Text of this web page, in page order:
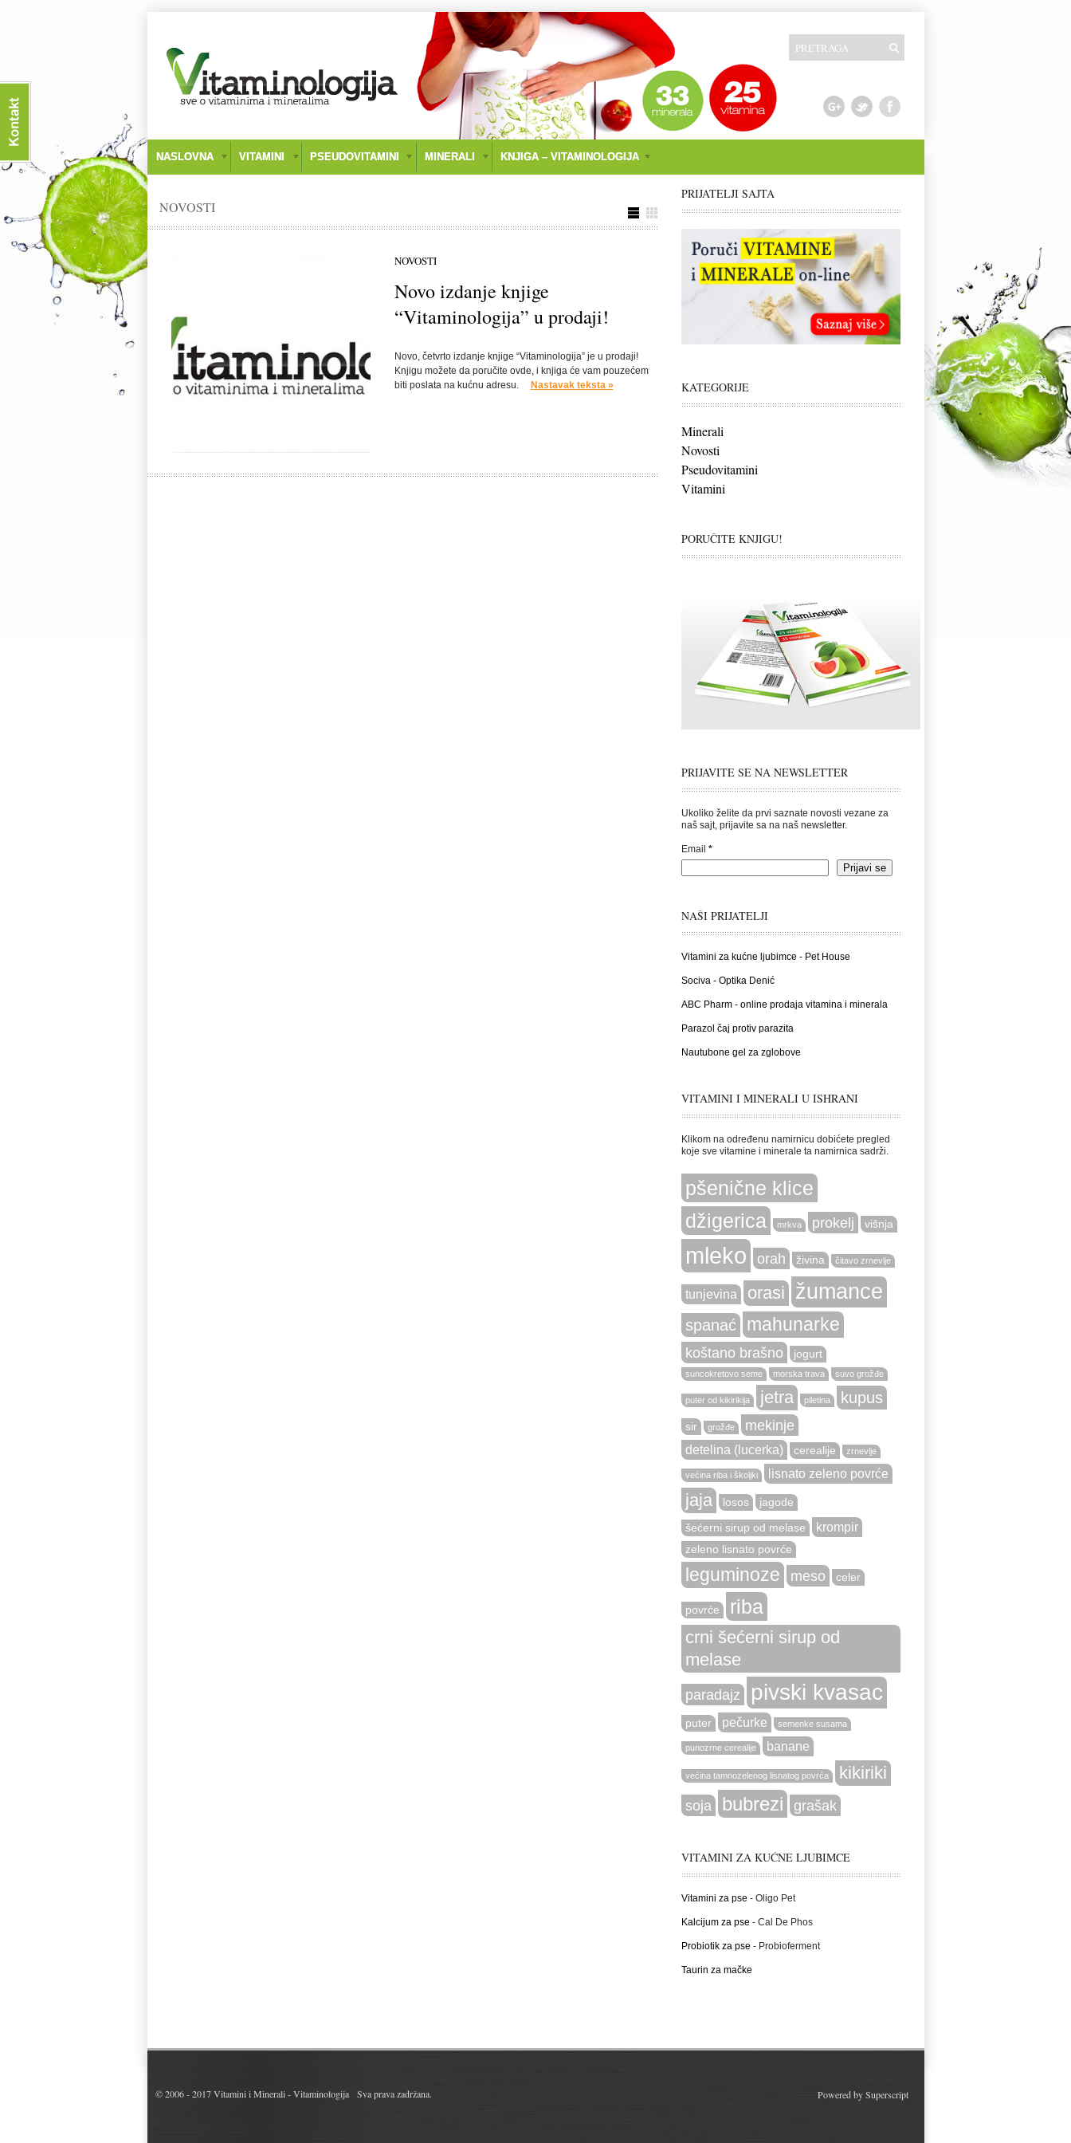
NASLOVNA VITAMINI PSEUDOVITAMINI MINERALI KNJIGA – VITAMINOLOGIJA
NOVOSTI
NOVOSTI
Novo izdanje knjige
“Vitaminologija” u prodaji!
Novo, četvrto izdanje knjige “Vitaminologija” je u prodaji!
Knjigu možete da poručite ovde, i knjiga će vam pouzećem
biti poslata na kućnu adresu.
Nastavak teksta »
PRIJATELJI SAJTA
KATEGORIJE
Minerali
Novosti
Pseudovitamini
Vitamini
PORUČITE KNJIGU!
PRIJAVITE SE NA NEWSLETTER
Ukoliko želite da prvi saznate novosti vezane za
naš sajt, prijavite sa na naš newsletter.
Email *
NAŠI PRIJATELJI
Vitamini za kućne ljubimce - Pet House
Sociva - Optika Denić
ABC Pharm - online prodaja vitamina i minerala
Parazol čaj protiv parazita
Nautubone gel za zglobove
VITAMINI I MINERALI U ISHRANI
Klikom na određenu namirnicu dobićete pregled
koje sve vitamine i minerale ta namirnica sadrži.
pšenične klice
džigerica
mrkva prokelj višnja
mleko orah živina čitavo zrnevlje
tunjevina orasi žumance
spanać mahunarke
koštano brašno jogurt
suncokretovo seme morska trava suvo grožđe
puter od kikirikija jetra piletina kupus
sir grožđe mekinje
detelina (lucerka) cerealije zrnevlje
većina riba i školjki lisnato zeleno povrće
jaja losos jagode
šećerni sirup od melase krompir
zeleno lisnato povrće
leguminoze meso celer
povrće riba
crni šećerni sirup od
melase
paradajz pivski kvasac
puter pečurke semenke susama
punozrne cerealije banane
većina tamnozelenog lisnatog povrća kikiriki
soja bubrezi grašak
VITAMINI ZA KUĆNE LJUBIMCE
Vitamini za pse - Oligo Pet
Kalcijum za pse - Cal De Phos
Probiotik za pse - Probioferment
Taurin za mačke
© 2006 - 2017Vitamini i Minerali - Vitaminologija Sva prava zadržana. Powered bySuperscript